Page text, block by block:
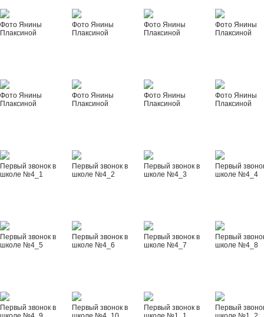
Фото Янины
Плаксиной
Фото Янины
Плаксиной
Фото Янины
Плаксиной
Фото Янины
Плаксиной
Фото Янины
Плаксиной
Фото Янины
Плаксиной
Фото Янины
Плаксиной
Фото Янины
Плаксиной
Первый звонок в
школе №4_1
Первый звонок в
школе №4_2
Первый звонок в
школе №4_3
Первый
школе №4_4
Первый звонок в
школе №4_5
Первый звонок в
школе №4_6
Первый звонок в
школе №4_7
Первый
школе №4_8
Первый звонок в
Первый звонок в
Первый звонок в
Первый